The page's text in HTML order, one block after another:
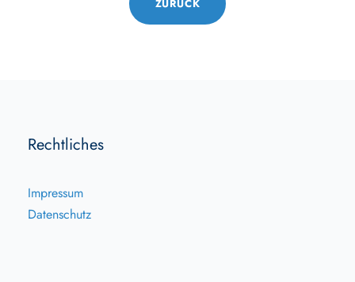
ZURÜCK
Rechtliches
Impressum
Datenschutz